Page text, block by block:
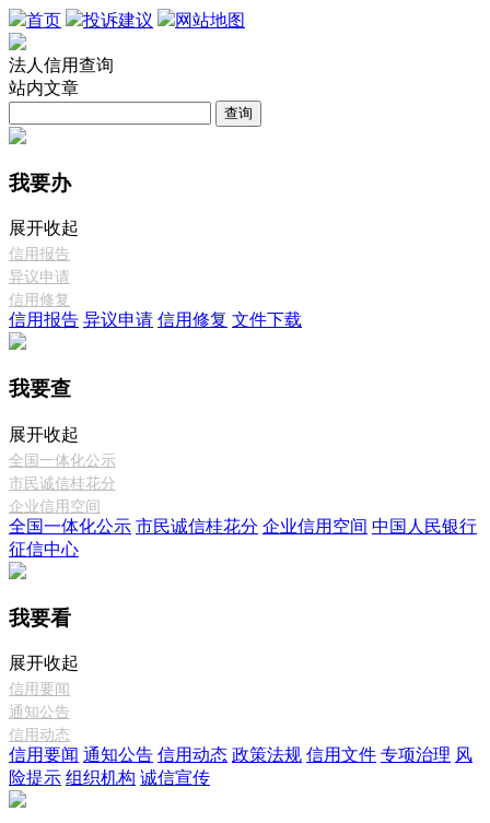
首页 投诉建议 网站地图
法人信用查询
站内文章
查询
我要办
展开收起
信用报告
异议申请
信用修复
信用报告 异议申请 信用修复 文件下载
我要查
展开收起
全国一体化公示
市民诚信桂花分
企业信用空间
全国一体化公示 市民诚信桂花分 企业信用空间 中国人民银行
征信中心
我要看
展开收起
信用要闻
通知公告
信用动态
信用要闻 通知公告 信用动态 政策法规 信用文件 专项治理 风
险提示 组织机构 诚信宣传